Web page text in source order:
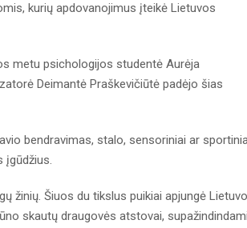
kurių apdovanojimus įteikė Lietuvos
metu psichologijos studentė Aurėja
Deimantė Praškevičiūtė padėjo šias
bendravimas, stalo, sensoriniai ar
įgūdžius.
žinių. Šiuos du tikslus puikiai apjungė
skautų draugovės atstovai, supažindindami